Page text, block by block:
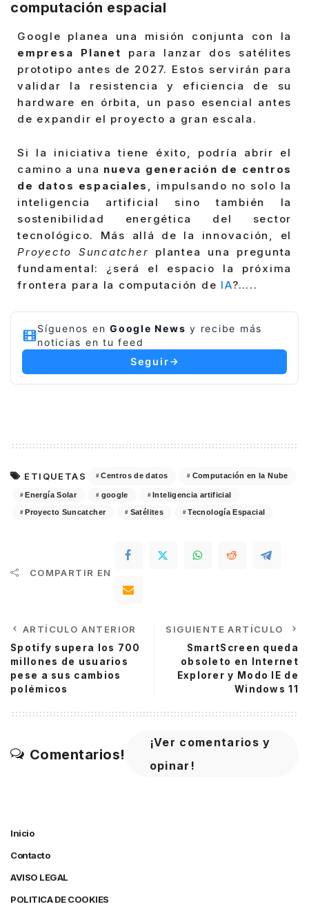
computación espacial
Google planea una misión conjunta con la
empresa Planet para lanzar dos satélites
prototipo antes de 2027. Estos servirán para
validar la resistencia y eficiencia de su
hardware en órbita, un paso esencial antes
de expandir el proyecto a gran escala.
Si la iniciativa tiene éxito, podría abrir el
camino a una nueva generación de centros
de datos espaciales , impulsando no solo la
inteligencia artificial sino también la
sostenibilidad energética del sector
tecnológico. Más allá de la innovación, el
Proyecto Suncatcher plantea una pregunta
fundamental: ¿será el espacio la próxima
frontera para la computación de IA?…..
Síguenos en Google News y recibe más
noticias en tu feed
Seguir
ETIQUETAS Centros de datos Computación en la Nube
Energía Solar google Inteligencia artificial
Proyecto Suncatcher Satélites Tecnología Espacial
COMPARTIR EN
ARTÍCULO ANTERIOR
Spotify supera los 700
millones de usuarios
pese a sus cambios
polémicos
SIGUIENTE ARTÍCULO
SmartScreen queda
obsoleto en Internet
Explorer y Modo IE de
Windows 11
Comentarios!
¡Ver comentarios y
opinar!
Inicio
Contacto
AVISO LEGAL
POLITICA DE COOKIES